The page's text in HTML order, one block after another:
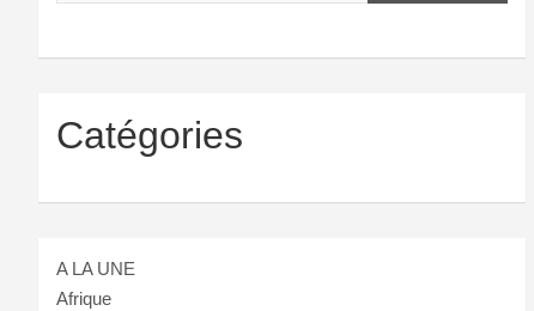
Catégories
A LA UNE
Afrique